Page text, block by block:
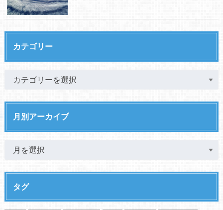
カテゴリー
月別アーカイブ
タグ